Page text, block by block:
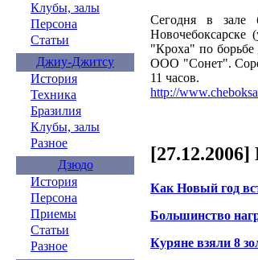
Клубы, залы
Персона
Статьи
Джиу-Джитсу
История
Техника
Бразилия
Клубы, залы
Разное
Дзюдо
История
Персона
Приемы
Статьи
Разное
Сегодня в
Новочебоксарске
"Кроха" по
ООО "Сонет".
11 часов.
http://
[27.12.2006]
Как Новый год
Большинство
Куряне взяли 8